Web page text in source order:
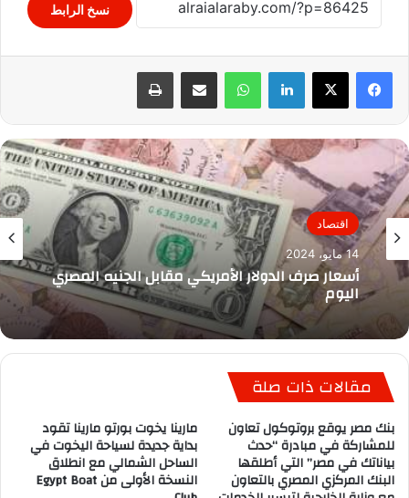
نسخ الرابط
لينكدإن واتساب مشاركة عبر البريد طباعة
اقتصاد
14 مايو، 2024
أسعار صرف الدولار الأمريكي مقابل الجنيه المصري
اليوم
مقالات ذات صلة
بنك مصر يوقع بروتوكول تعاون
للمشاركة في مبادرة “حدث
بياناتك في مصر” التي أطلقها
البنك المركزي المصري بالتعاون
مارينا يخوت بورتو مارينا تقود
بداية جديدة لسياحة اليخوت في
الساحل الشمالي مع انطلاق
النسخة الأولى من Egypt Boat